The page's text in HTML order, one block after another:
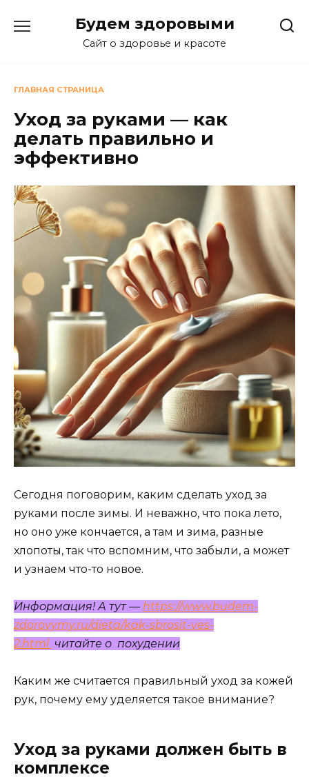
Будем здоровыми
Сайт о здоровье и красоте
ГЛАВНАЯ СТРАНИЦА
Уход за руками — как
делать правильно и
эффективно
Сегодня поговорим, каким сделать уход за
руками после зимы. И неважно, что пока лето,
но оно уже кончается, а там и зима, разные
хлопоты, так что вспомним, что забыли, а может
и узнаем что-то новое.
Информация! А тут — https://www.budem-
zdorovymy.ru/dieta/kak-sbrosit-ves-
2.html читайте о похудении
Каким же считается правильный уход за кожей
рук, почему ему уделяется такое внимание?
Уход за руками должен быть в
комплексе